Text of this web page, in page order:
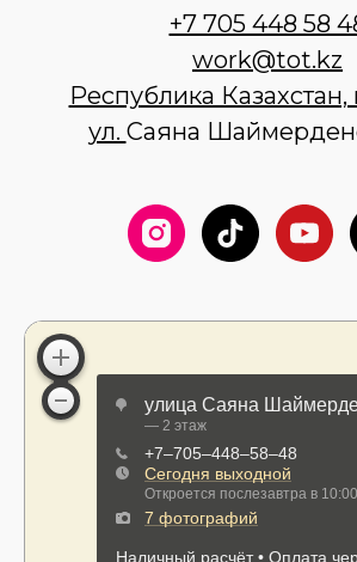
+7 705 448 58
work@tot.kz
Республика Казахстан,
ул. Саяна